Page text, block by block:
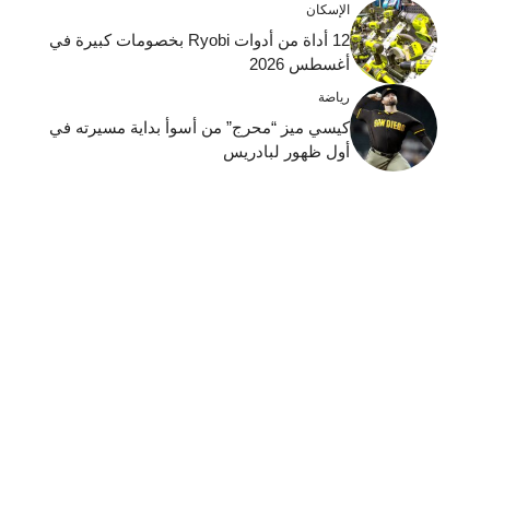
الإسكان
12 أداة من أدوات Ryobi بخصومات كبيرة في
أغسطس 2026
رياضة
كيسي ميز “محرج” من أسوأ بداية مسيرته في
أول ظهور لبادريس